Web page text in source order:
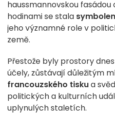
haussmannovskou
hodinami se stala
jeho významné role v
země.
Přestože byly prostory
účely, zůstávají důležitým
francouzského tiskua
politických a kulturních
uplynulých staletích.